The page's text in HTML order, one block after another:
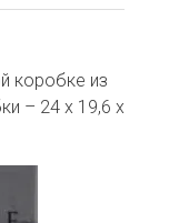
коробке из
– 24 х 19,6 х